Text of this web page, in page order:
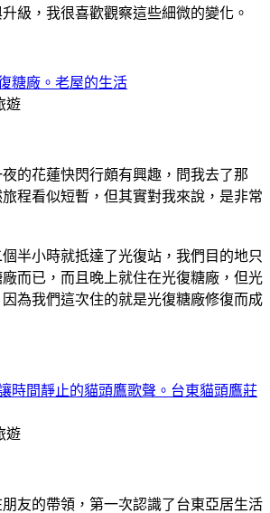
級，我很喜歡觀察這些細微的變化。
糖廠。老屋的生活
遊
的花蓮快閃行頗有興趣，問我去了那
程看似短暫，但其實對我來說，是非常
半小時就抵達了光復站，我們目的地只
而已，而且晚上就住在光復糖廠，但光
為我們這次住的就是光復糖廠修復而成
時間靜止的貓頭鷹歌聲。台東貓頭鷹莊
遊
友的帶領，第一次認識了台東亞居生活